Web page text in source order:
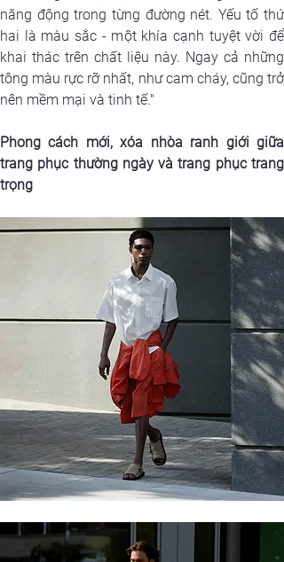
năng động trong từng đường nét. Yếu tố thứ
hai là màu sắc - một khía cạnh tuyệt vời để
khai thác trên chất liệu này. Ngay cả những
tông màu rực rỡ nhất, như cam cháy, cũng trở
nên mềm mại và tinh tế."
Phong cách mới, xóa nhòa ranh giới giữa
trang phục thường ngày và trang phục trang
trọng